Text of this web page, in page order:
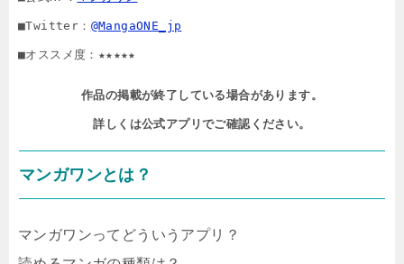
■Twitter： @MangaONE_jp
■オススメ度：★★★★★
作品の掲載が終了している場合があります。
詳しくは公式アプリでご確認ください。
マンガワンとは？
マンガワンってどういうアプリ？